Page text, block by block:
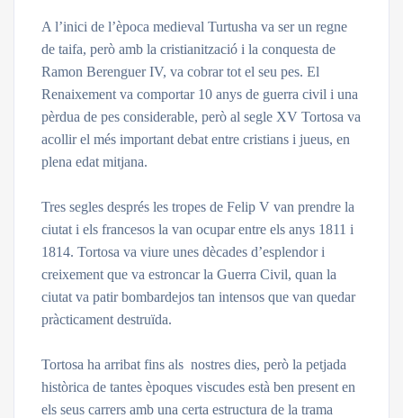
A l’inici de l’època medieval Turtusha va ser un regne
de taifa, però amb la cristianització i la conquesta de
Ramon Berenguer IV, va cobrar tot el seu pes. El
Renaixement va comportar 10 anys de guerra civil i una
pèrdua de pes considerable, però al segle XV Tortosa va
acollir el més important debat entre cristians i jueus, en
plena edat mitjana.
Tres segles després les tropes de Felip V van prendre la
ciutat i els francesos la van ocupar entre els anys 1811 i
1814. Tortosa va viure unes dècades d’esplendor i
creixement que va estroncar la Guerra Civil, quan la
ciutat va patir bombardejos tan intensos que van quedar
pràcticament destruïda.
Tortosa ha arribat fins als nostres dies, però la petjada
històrica de tantes èpoques viscudes està ben present en
els seus carrers amb una certa estructura de la trama